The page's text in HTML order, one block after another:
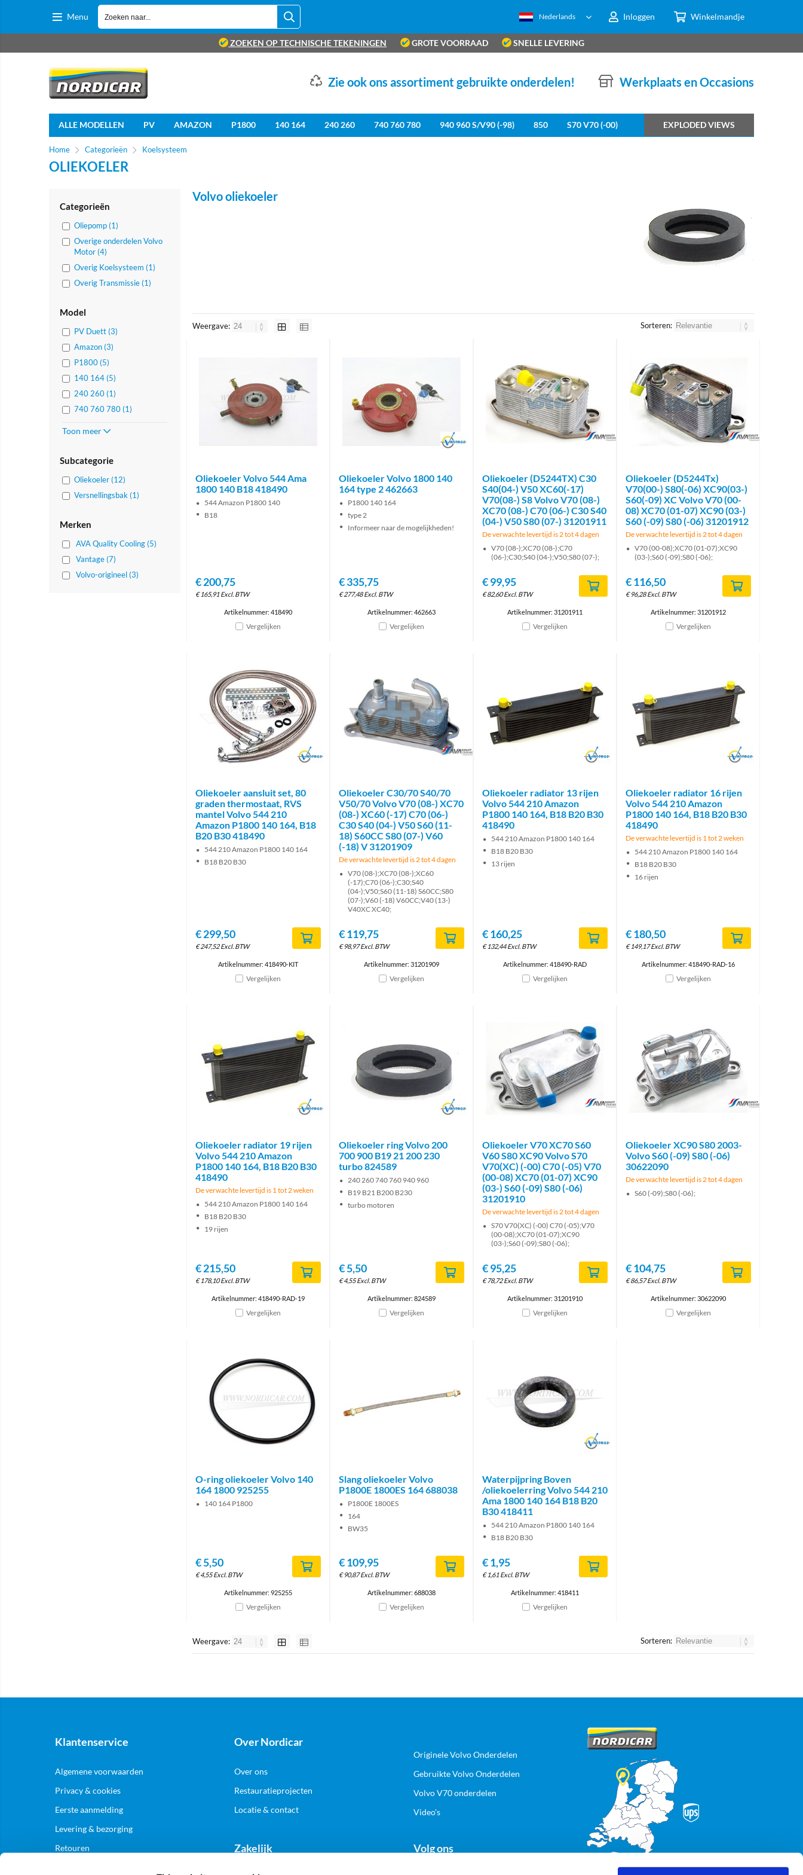
Menu Inloggen Winkelmandje
Nederlands
ZOEKEN OP TECHNISCHE TEKENINGEN GROTE VOORRAAD SNELLE LEVERING
Werkplaats en Occasions
Zie ook ons assortiment gebruikte onderdelen!
ALLE MODELLEN PV AMAZON P1800 140 164 240 260 740 760 780 940 960 S/V90 (-98) 850 S70 V70 (-00) EXPLODED VIEWS
Home Categorieën Koelsysteem
OLIEKOELER
Categorieën
Oliepomp (1)
Overige onderdelen Volvo
Motor (4)
Overig Koelsysteem (1)
Overig Transmissie (1)
Model
PV Duett (3)
Amazon (3)
P1800 (5)
140 164 (5)
240 260 (1)
740 760 780 (1)
Toon meer
Subcategorie
Oliekoeler (12)
Versnellingsbak (1)
Merken
AVA Quality Cooling (5)
Vantage (7)
Volvo-origineel (3)
Volvo oliekoeler
Weergave: Sorteren:
Oliekoeler Volvo 544 Ama
1800 140 B18 418490
544 Amazon P1800 140
B18
€200,75
€165,91 Excl. BTW
Artikelnummer: 418490
Vergelijken
Brand
Oliekoeler Volvo 1800 140
164 type 2 462663
P1800 140 164
type 2
Informeer naar de mogelijkheden!
€335,75
€277,48 Excl. BTW
Artikelnummer: 462663
Vergelijken
brand
Oliekoeler (D5244TX) C30
S40(04-) V50 XC60(-17)
V70(08-) S8 Volvo V70 (08-)
XC70 (08-) C70 (06-) C30 S40
(04-) V50 S80 (07-) 31201911
De verwachte levertijd is 2 tot 4 dagen
V70 (08-);XC70 (08-);C70
(06-);C30;S40 (04-);V50;S80 (07-);
€99,95
€82,60 Excl. BTW
Artikelnummer: 31201911
Vergelijken
brand
Oliekoeler (D5244Tx)
V70(00-) S80(-06) XC90(03-)
S60(-09) XC Volvo V70 (00-
08) XC70 (01-07) XC90 (03-)
S60 (-09) S80 (-06) 31201912
De verwachte levertijd is 2 tot 4 dagen
V70 (00-08);XC70 (01-07);XC90
(03-);S60 (-09);S80 (-06);
€116,50
€96,28 Excl. BTW
Artikelnummer: 31201912
Vergelijken
Brand
Oliekoeler aansluit set, 80
graden thermostaat, RVS
mantel Volvo 544 210
Amazon P1800 140 164, B18
B20 B30 418490
544 210 Amazon P1800 140 164
B18 B20 B30
€299,50
€247,52 Excl. BTW
Artikelnummer: 418490-KIT
Vergelijken
brand
Oliekoeler C30/70 S40/70
V50/70 Volvo V70 (08-) XC70
(08-) XC60 (-17) C70 (06-)
C30 S40 (04-) V50 S60 (11-
18) S60CC S80 (07-) V60
(-18) V 31201909
De verwachte levertijd is 2 tot 4 dagen
V70 (08-);XC70 (08-);XC60
(-17);C70 (06-);C30;S40
(04-);V50;S60 (11-18) S60CC;S80
(07-);V60 (-18) V60CC;V40 (13-)
V40XC XC40;
€119,75
€98,97 Excl. BTW
Artikelnummer: 31201909
Vergelijken
Brand
Oliekoeler radiator 13 rijen
Volvo 544 210 Amazon
P1800 140 164, B18 B20 B30
418490
544 210 Amazon P1800 140 164
B18 B20 B30
13 rijen
€160,25
€132,44 Excl. BTW
Artikelnummer: 418490-RAD
Vergelijken
Brand
Oliekoeler radiator 16 rijen
Volvo 544 210 Amazon
P1800 140 164, B18 B20 B30
418490
De verwachte levertijd is 1 tot 2 weken
544 210 Amazon P1800 140 164
B18 B20 B30
16 rijen
€180,50
€149,17 Excl. BTW
Artikelnummer: 418490-RAD-16
Vergelijken
Brand
Oliekoeler radiator 19 rijen
Volvo 544 210 Amazon
P1800 140 164, B18 B20 B30
418490
De verwachte levertijd is 1 tot 2 weken
544 210 Amazon P1800 140 164
B18 B20 B30
19 rijen
€215,50
€178,10 Excl. BTW
Artikelnummer: 418490-RAD-19
Vergelijken
Brand
Oliekoeler ring Volvo 200
700 900 B19 21 200 230
turbo 824589
240 260 740 760 940 960
B19 B21 B200 B230
turbo motoren
€5,50
€4,55 Excl. BTW
Artikelnummer: 824589
Vergelijken
brand
Oliekoeler V70 XC70 S60
V60 S80 XC90 Volvo S70
V70(XC) (-00) C70 (-05) V70
(00-08) XC70 (01-07) XC90
(03-) S60 (-09) S80 (-06)
31201910
De verwachte levertijd is 2 tot 4 dagen
S70 V70(XC) (-00) C70 (-05);V70
(00-08);XC70 (01-07);XC90
(03-);S60 (-09);S80 (-06);
€95,25
€78,72 Excl. BTW
Artikelnummer: 31201910
Vergelijken
brand
Oliekoeler XC90 S80 2003-
Volvo S60 (-09) S80 (-06)
30622090
De verwachte levertijd is 2 tot 4 dagen
S60 (-09);S80 (-06);
€104,75
€86,57 Excl. BTW
Artikelnummer: 30622090
Vergelijken
O-ring oliekoeler Volvo 140
164 1800 925255
140 164 P1800
€5,50
€4,55 Excl. BTW
Artikelnummer: 925255
Vergelijken
Slang oliekoeler Volvo
P1800E 1800ES 164 688038
P1800E 1800ES
164
BW35
€109,95
€90,87 Excl. BTW
Artikelnummer: 688038
Vergelijken
Brand
Waterpijpring Boven
/oliekoelerring Volvo 544 210
Ama 1800 140 164 B18 B20
B30 418411
544 210 Amazon P1800 140 164
B18 B20 B30
€1,95
€1,61 Excl. BTW
Artikelnummer: 418411
Vergelijken
Weergave: Sorteren:
Klantenservice
Algemene voorwaarden
Privacy & cookies
Eerste aanmelding
Levering & bezorging
Retouren
Over Nordicar
Over ons
Restauratieprojecten
Locatie & contact
Originele Volvo Onderdelen
Gebruikte Volvo Onderdelen
Volvo V70 onderdelen
Video's
Zakelijk Volg ons